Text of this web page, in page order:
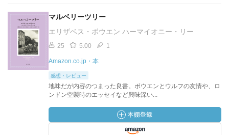
マルベリーツリー
エリザベス・ボウエン ハーマイオニー・リー
25 5.00 1
Amazon.co.jp・本
感想・レビュー
地味だが内容のつまった良書。ボウエンとウルフの友情や、ロ
ンドン空襲時のエッセイなど興味深い...